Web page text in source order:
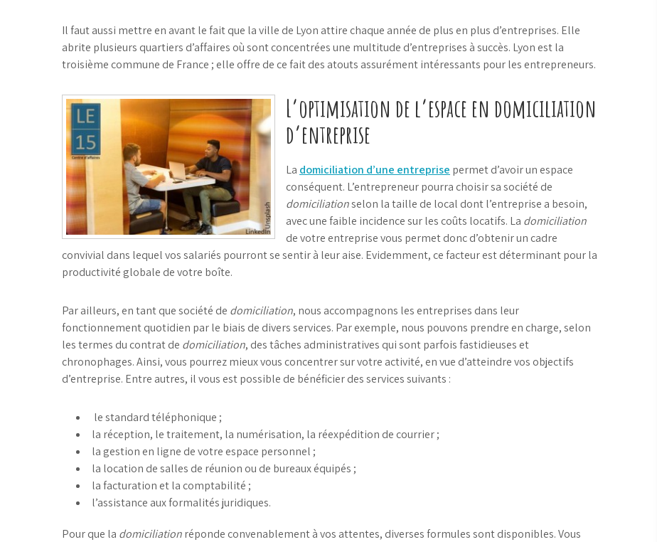
Il faut aussi mettre en avant le fait que la ville de Lyon attire chaque année de plus en plus d’entreprises. Elle
abrite plusieurs quartiers d’affaires où sont concentrées une multitude d’entreprises à succès. Lyon est la
troisième commune de France ; elle offre de ce fait des atouts assurément intéressants pour les entrepreneurs.
L’optimisation de l’espace en domiciliation
d’entreprise
La domiciliation d’une entreprise permet d’avoir un espace
conséquent. L’entrepreneur pourra choisir sa société de
domiciliationselon la taille de local dont l’entreprise a besoin,
avec une faible incidence sur les coûts locatifs. La domiciliation
de votre entreprise vous permet donc d’obtenir un cadre
convivial dans lequel vos salariés pourront se sentir à leur aise. Evidemment, ce facteur est déterminant pour la
productivité globale de votre boîte.
Par ailleurs, en tant que société de domiciliation, nous accompagnons les entreprises dans leur
fonctionnement quotidien par le biais de divers services. Par exemple, nous pouvons prendre en charge, selon
les termes du contrat de domiciliation, des tâches administratives qui sont parfois fastidieuses et
chronophages. Ainsi, vous pourrez mieux vous concentrer sur votre activité, en vue d’atteindre vos objectifs
d’entreprise. Entre autres, il vous est possible de bénéficier des services suivants :
le standard téléphonique ;
la réception, le traitement, la numérisation, la réexpédition de courrier ;
la gestion en ligne de votre espace personnel ;
la location de salles de réunion ou de bureaux équipés ;
la facturation et la comptabilité ;
l’assistance aux formalités juridiques.
Pour que la domiciliationréponde convenablement à vos attentes, diverses formules sont disponibles. Vous